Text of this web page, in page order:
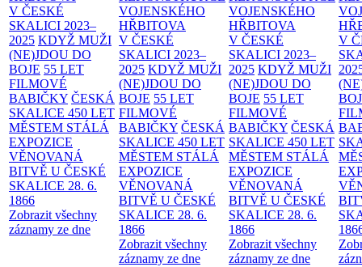
V ČESKÉ
SKALICI 2023–
2025 KDYŽ MUŽI
(NE)JDOU DO
BOJE 55 LET
FILMOVÉ
BABIČKY ČESKÁ
SKALICE 450 LET
MĚSTEM STÁLÁ
EXPOZICE
VĚNOVANÁ
BITVĚ U ČESKÉ
SKALICE 28. 6.
1866
Zobrazit všechny
záznamy ze dne
VOJENSKÉHO
HŘBITOVA
V ČESKÉ
SKALICI 2023–
2025 KDYŽ MUŽI
(NE)JDOU DO
BOJE 55 LET
FILMOVÉ
BABIČKY ČESKÁ
SKALICE 450 LET
MĚSTEM STÁLÁ
EXPOZICE
VĚNOVANÁ
BITVĚ U ČESKÉ
SKALICE 28. 6.
1866
Zobrazit všechny
záznamy ze dne
VOJENSKÉHO
HŘBITOVA
V ČESKÉ
SKALICI 2023–
2025 KDYŽ MUŽI
(NE)JDOU DO
BOJE 55 LET
FILMOVÉ
BABIČKY ČESKÁ
SKALICE 450 LET
MĚSTEM STÁLÁ
EXPOZICE
VĚNOVANÁ
BITVĚ U ČESKÉ
SKALICE 28. 6.
1866
Zobrazit všechny
záznamy ze dne
V